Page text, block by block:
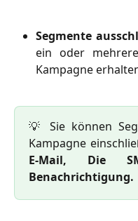
Segmente
ein oder
Kampagne
💡 Sie können
Kampagne
E-Mail, Die
Benachrichtigung.